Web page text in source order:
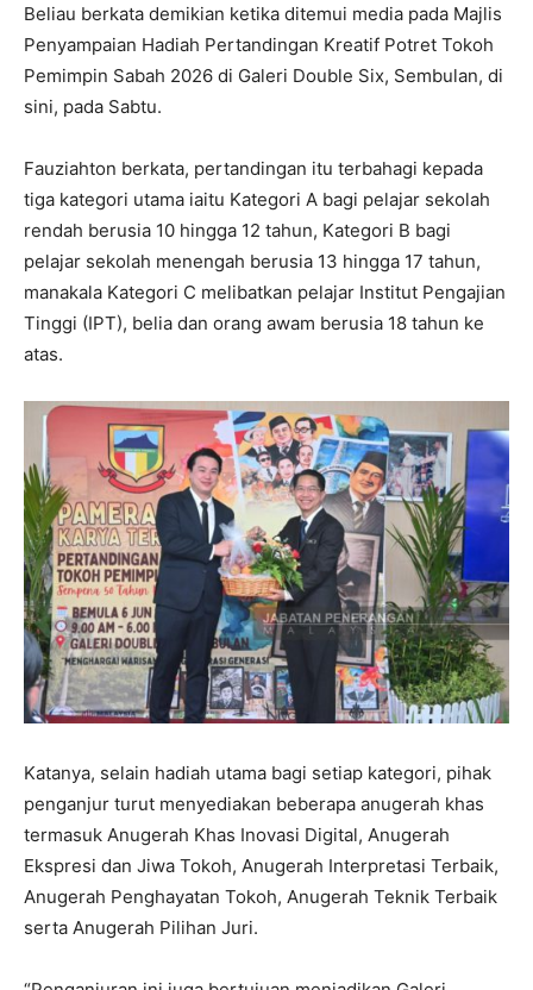
Beliau berkata demikian ketika ditemui media pada Majlis
Penyampaian Hadiah Pertandingan Kreatif Potret Tokoh
Pemimpin Sabah 2026 di Galeri Double Six, Sembulan, di
sini, pada Sabtu.
Fauziahton berkata, pertandingan itu terbahagi kepada
tiga kategori utama iaitu Kategori A bagi pelajar sekolah
rendah berusia 10 hingga 12 tahun, Kategori B bagi
pelajar sekolah menengah berusia 13 hingga 17 tahun,
manakala Kategori C melibatkan pelajar Institut Pengajian
Tinggi (IPT), belia dan orang awam berusia 18 tahun ke
atas.
Katanya, selain hadiah utama bagi setiap kategori, pihak
penganjur turut menyediakan beberapa anugerah khas
termasuk Anugerah Khas Inovasi Digital, Anugerah
Ekspresi dan Jiwa Tokoh, Anugerah Interpretasi Terbaik,
Anugerah Penghayatan Tokoh, Anugerah Teknik Terbaik
serta Anugerah Pilihan Juri.